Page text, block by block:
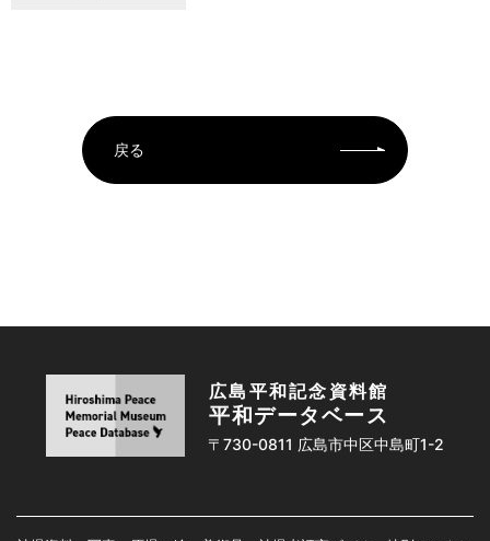
戻る
広島平和記念資料館
平和データベース
〒730-0811 広島市中区中島町1-2